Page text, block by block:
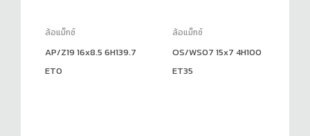
ล้อแม็กซ์
AP/Z19 16x8.5 6H139.7
ET0
ล้อแม็กซ์
OS/WS07 15x7 4H100
ET35